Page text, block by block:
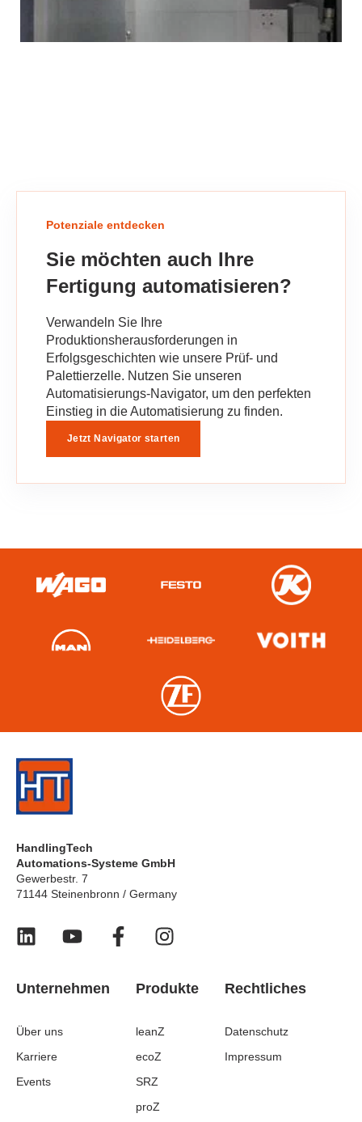
Potenziale entdecken
Sie möchten auch Ihre
Fertigung automatisieren?
Verwandeln Sie Ihre
Produktionsherausforderungen in
Erfolgsgeschichten wie unsere Prüf- und
Palettierzelle. Nutzen Sie unseren
Automatisierungs-Navigator, um den perfekten
Einstieg in die Automatisierung zu finden.
Jetzt Navigator starten
HandlingTech
Automations-Systeme GmbH
Gewerbestr. 7
71144 Steinenbronn / Germany
Unternehmen
Über uns
Karriere
Events
Produkte
leanZ
ecoZ
SRZ
proZ
Rechtliches
Datenschutz
Impressum